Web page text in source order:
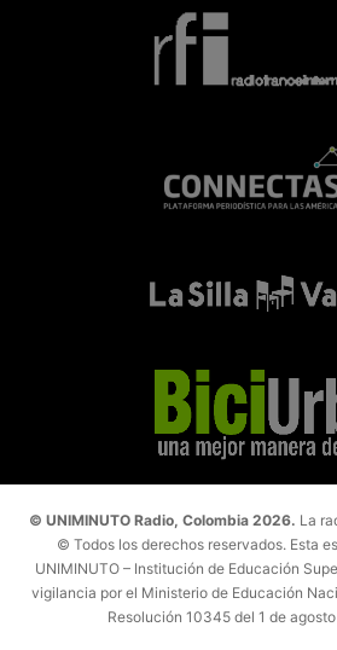
© UNIMINUTO Radio, Colombia 2026. La
© Todos los derechos reservados. Esta
UNIMINUTO – Institución de Educación
vigilancia por el Ministerio de Educación
Resolución 10345 del 1 de